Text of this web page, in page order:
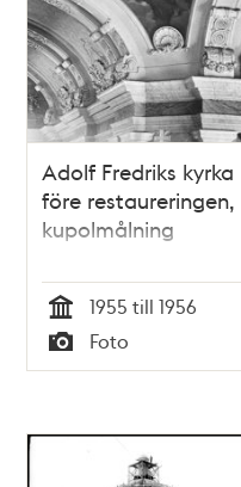
Adolf Fredriks kyrka
före restaureringen,
kupolmålning
Tid
1955 till 1956
Typ
Foto